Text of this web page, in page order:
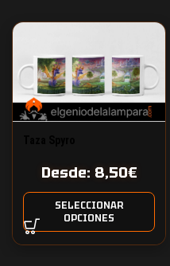
Desde: 8,50€
SELECCIONAR
OPCIONES